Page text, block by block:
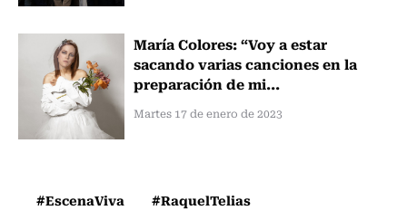
María Colores: “Voy a estar
sacando varias canciones en la
preparación de mi...
Martes 17 de enero de 2023
#EscenaViva
#RaquelTelias